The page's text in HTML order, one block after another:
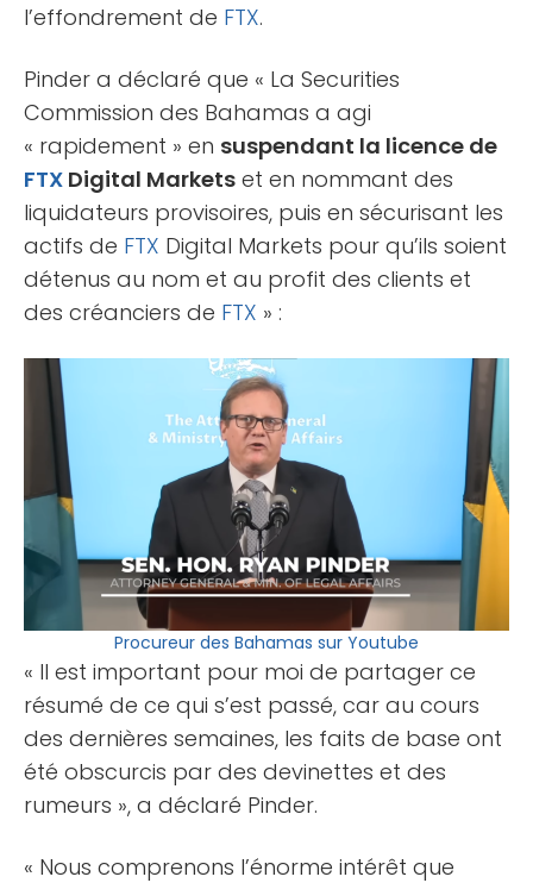
l’effondrement de FTX.
Pinder a déclaré que « La Securities
Commission des Bahamas a agi
« rapidement » en suspendant la licence de
FTX Digital Markets et en nommant des
liquidateurs provisoires, puis en sécurisant les
actifs de FTX Digital Markets pour qu’ils soient
détenus au nom et au profit des clients et
des créanciers de FTX » :
Procureur des Bahamas sur Youtube
« Il est important pour moi de partager ce
résumé de ce qui s’est passé, car au cours
des dernières semaines, les faits de base ont
été obscurcis par des devinettes et des
rumeurs », a déclaré Pinder.
« Nous comprenons l’énorme intérêt que